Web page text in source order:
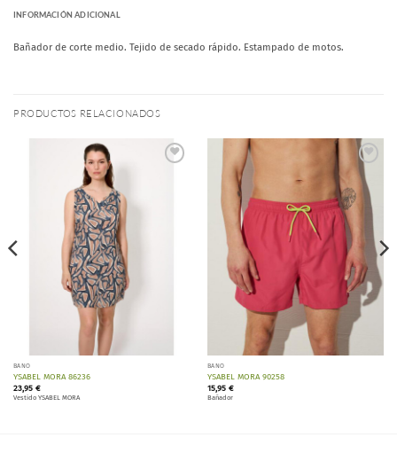
INFORMACIÓN ADICIONAL
Bañador de corte medio. Tejido de secado rápido. Estampado de motos.
PRODUCTOS RELACIONADOS
BAÑO
YSABEL MORA 86236
23,95 €
Vestido YSABEL MORA
Añadir
a la
lista de
deseos
BAÑO
YSABEL MORA 90258
15,95 €
Bañador